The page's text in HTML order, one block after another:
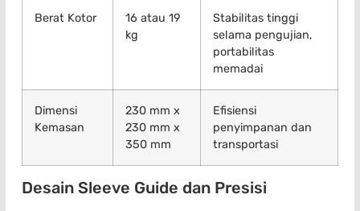
Berat Kotor
16 atau 19
kg
Stabilitas tinggi
selama pengujian,
portabilitas
memadai
Dimensi
Kemasan
230 mm x
230 mm x
350 mm
Efisiensi
penyimpanan dan
transportasi
Desain Sleeve Guide dan Presisi